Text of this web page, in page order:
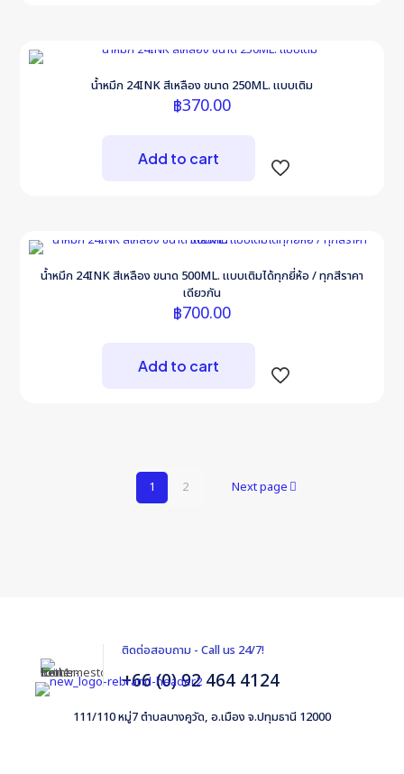
น้ำหมึก 24INK สีเหลือง ขนาด 250ML. แบบเติม
฿370.00
Add to cart
น้ำหมึก 24INK สีเหลือง ขนาด 500ML. แบบเติมได้ทุกยี่ห้อ / ทุกสีราคา
เดียวกัน
฿700.00
Add to cart
1 2 Next page
ติดต่อสอบถาม - Call us 24/7!
+66 (0) 92 464 4124
111/110 หมู่7 ตำบลบางคูวัด, อ.เมือง จ.ปทุมธานี 12000